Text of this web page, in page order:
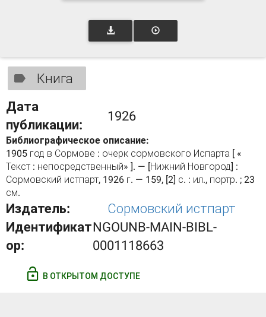
Книга
Дата
публикации:
1926
Библиографическое описание:
1905 год в Сормове : очерк сормовского Испарта [ «
Текст : непосредственный» ]. — [Нижний Новгород] :
Сормовский истпарт, 1926 г. — 159, [2] с. : ил., портр. ; 23
см.
Издатель:
Сормовский истпарт
Идентификат
ор:
NGOUNB-MAIN-BIBL-
0001118663
В ОТКРЫТОМ ДОСТУПЕ